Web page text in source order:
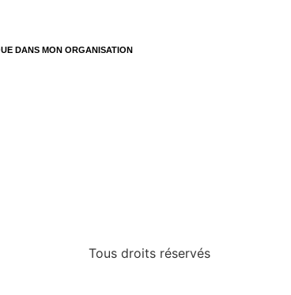
DANS MON ORGANISATION
Tous droits réservés